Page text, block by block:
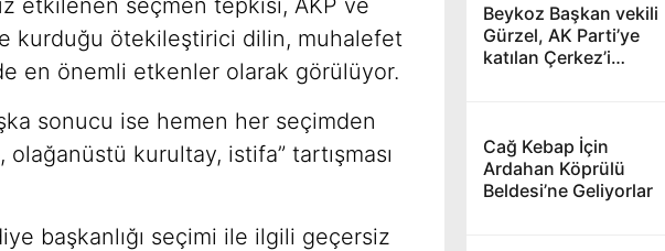
kurduğu ötekileştirici dilin, muhalefet
en önemli etkenler olarak görülüyor.
sonucu ise hemen her seçimden
kurultay, istifa” tartışması
başkanlığı seçimi ile ilgili geçersiz
Beykoz Başkan vekili
Gürzel, AK Parti’ye
katılan Çerkez’i
Cağ Kebap İçin
Ardahan Köprülü
Beldesi’ne Geliyorlar